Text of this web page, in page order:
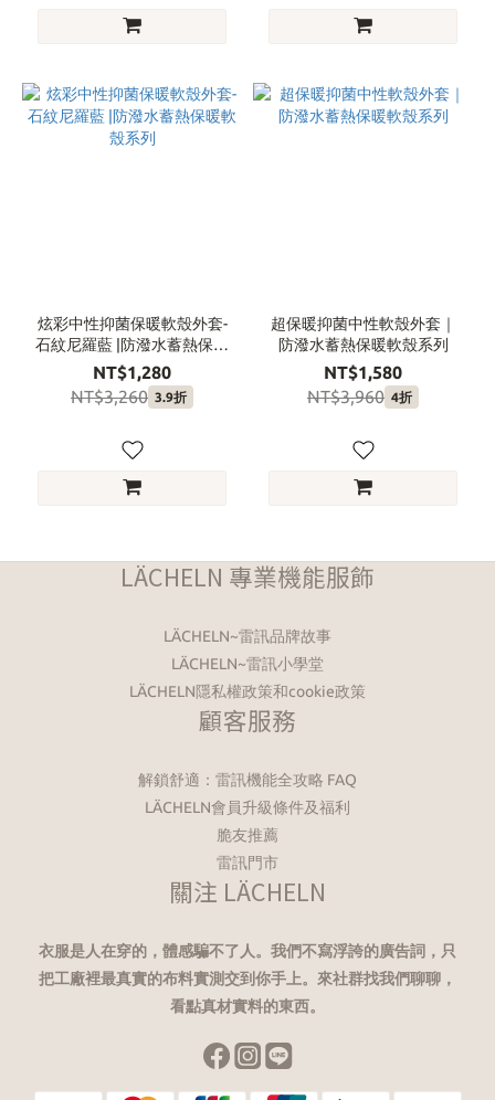
炫彩中性抑菌保暖軟殼外套-
石紋尼羅藍 |防潑水蓄熱保暖
軟殼系列
NT$1,280
NT$3,260 3.9折
超保暖抑菌中性軟殼外套｜
防潑水蓄熱保暖軟殼系列
NT$1,580
NT$3,960 4折
LÄCHELN 專業機能服飾
LÄCHELN~雷訊品牌故事
LÄCHELN~雷訊小學堂
LÄCHELN隱私權政策和cookie政策
顧客服務
解鎖舒適：雷訊機能全攻略 FAQ
LÄCHELN會員升級條件及福利
脆友推薦
雷訊門市
關注 LÄCHELN
衣服是人在穿的，體感騙不了人。我們不寫浮誇的廣告詞，只
把工廠裡最真實的布料實測交到你手上。來社群找我們聊聊，
看點真材實料的東西。